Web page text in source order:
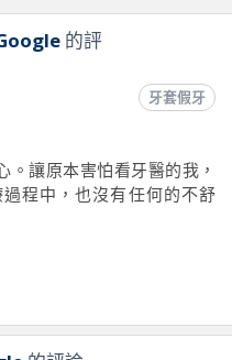
的評
牙套假牙
讓原本害怕看牙醫的我，
程中，也沒有任何的不舒